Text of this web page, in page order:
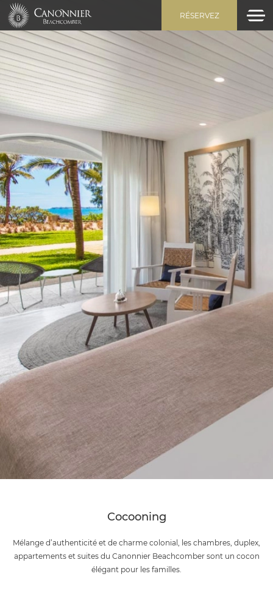
RÉSERVEZ
Cocooning
Mélange d’authenticité et de charme colonial, les chambres, duplex,
appartements et suites du Canonnier Beachcomber sont un cocon
élégant pour les familles.